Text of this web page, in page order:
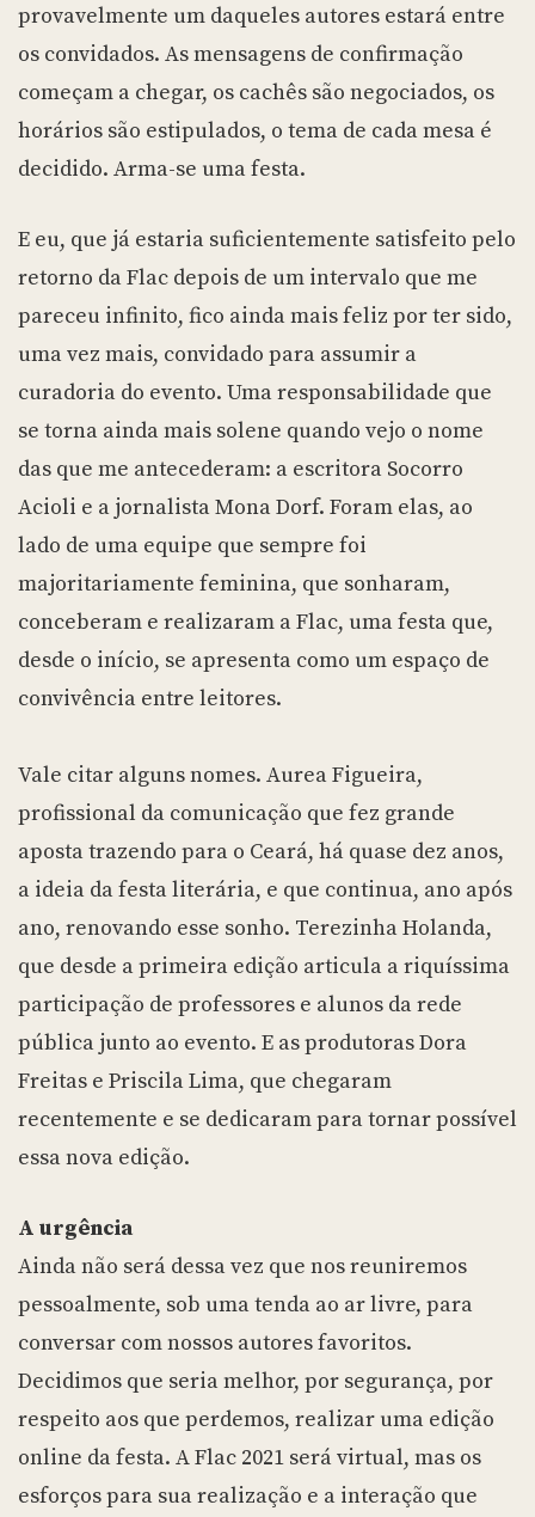
provavelmente um daqueles autores estará entre
os convidados. As mensagens de confirmação
começam a chegar, os cachês são negociados, os
horários são estipulados, o tema de cada mesa é
decidido. Arma-se uma festa.
E eu, que já estaria suficientemente satisfeito pelo
retorno da Flac depois de um intervalo que me
pareceu infinito, fico ainda mais feliz por ter sido,
uma vez mais, convidado para assumir a
curadoria do evento. Uma responsabilidade que
se torna ainda mais solene quando vejo o nome
das que me antecederam: a escritora Socorro
Acioli e a jornalista Mona Dorf. Foram elas, ao
lado de uma equipe que sempre foi
majoritariamente feminina, que sonharam,
conceberam e realizaram a Flac, uma festa que,
desde o início, se apresenta como um espaço de
convivência entre leitores.
Vale citar alguns nomes. Aurea Figueira,
profissional da comunicação que fez grande
aposta trazendo para o Ceará, há quase dez anos,
a ideia da festa literária, e que continua, ano após
ano, renovando esse sonho. Terezinha Holanda,
que desde a primeira edição articula a riquíssima
participação de professores e alunos da rede
pública junto ao evento. E as produtoras Dora
Freitas e Priscila Lima, que chegaram
recentemente e se dedicaram para tornar possível
essa nova edição.
A urgência
Ainda não será dessa vez que nos reuniremos
pessoalmente, sob uma tenda ao ar livre, para
conversar com nossos autores favoritos.
Decidimos que seria melhor, por segurança, por
respeito aos que perdemos, realizar uma edição
online da festa. A Flac 2021 será virtual, mas os
esforços para sua realização e a interação que